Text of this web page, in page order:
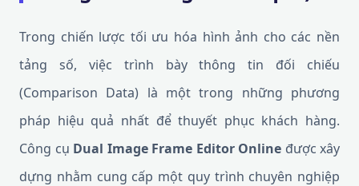
Trong chiến lược tối ưu hóa hình ảnh cho các nền
tảng số, việc trình bày thông tin đối chiếu
(Comparison Data) là một trong những phương
pháp hiệu quả nhất để thuyết phục khách hàng.
Công cụ Dual Image Frame Editor Online được xây
dựng nhằm cung cấp một quy trình chuyên nghiệp